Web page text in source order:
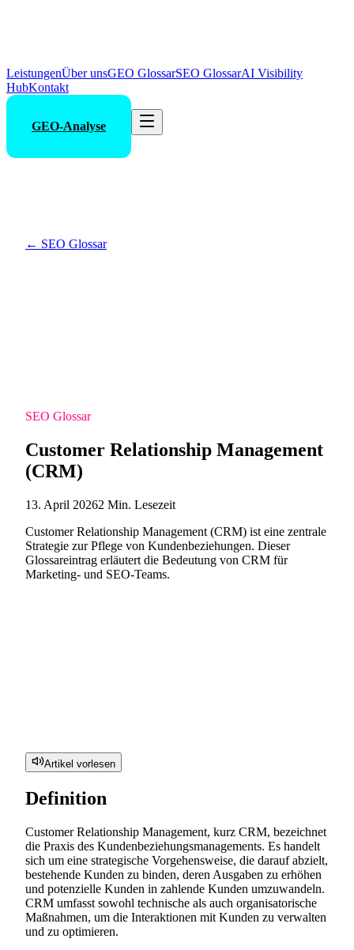
LeistungenÜber unsGEO GlossarSEO GlossarAI Visibility
HubKontakt
GEO-Analyse
← SEO Glossar
SEO Glossar
Customer Relationship Management
(CRM)
13. April 20262 Min. Lesezeit
Customer Relationship Management (CRM) ist eine zentrale
Strategie zur Pflege von Kundenbeziehungen. Dieser
Glossareintrag erläutert die Bedeutung von CRM für
Marketing- und SEO-Teams.
Artikel vorlesen
Definition
Customer Relationship Management, kurz CRM, bezeichnet
die Praxis des Kundenbeziehungsmanagements. Es handelt
sich um eine strategische Vorgehensweise, die darauf abzielt,
bestehende Kunden zu binden, deren Ausgaben zu erhöhen
und potenzielle Kunden in zahlende Kunden umzuwandeln.
CRM umfasst sowohl technische als auch organisatorische
Maßnahmen, um die Interaktionen mit Kunden zu verwalten
und zu optimieren.